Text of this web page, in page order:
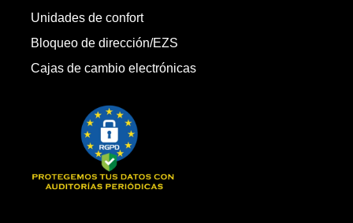
Unidades de confort
Bloqueo de dirección/EZS
Cajas de cambio electrónicas